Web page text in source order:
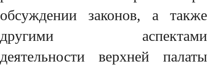
обсуждении законов, а также
другими аспектами
деятельности верхней палаты